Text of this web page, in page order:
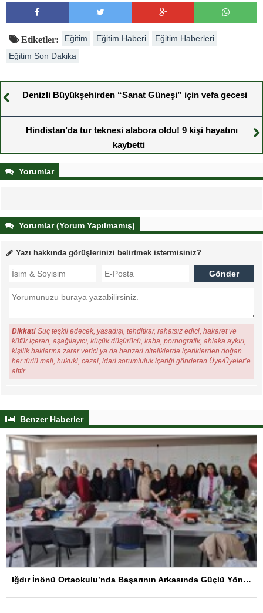
Etiketler: Eğitim Eğitim Haberi
Eğitim Haberleri
Eğitim Son Dakika
Denizli Büyükşehirden “Sanat Güneşi” için vefa gecesi
Hindistan’da tur teknesi alabora oldu! 9 kişi hayatını
kaybetti
Yorumlar
Yorumlar (Yorum Yapılmamış)
Yazı hakkında görüşlerinizi belirtmek istermisiniz?
Dikkat! Suç teşkil edecek, yasadışı, tehditkar, rahatsız edici, hakaret ve
küfür içeren, aşağılayıcı, küçük düşürücü, kaba, pornografik, ahlaka aykırı,
kişilik haklarına zarar verici ya da benzeri niteliklerde içeriklerden doğan
her türlü mali, hukuki, cezai, idari sorumluluk içeriği gönderen Üye/Üyeler’e
aittir.
Benzer Haberler
Iğdır İnönü Ortaokulu’nda Başarının Arkasında Güçlü Yönetim ve Özverili Eğitim Kadrosu Bulunuyor